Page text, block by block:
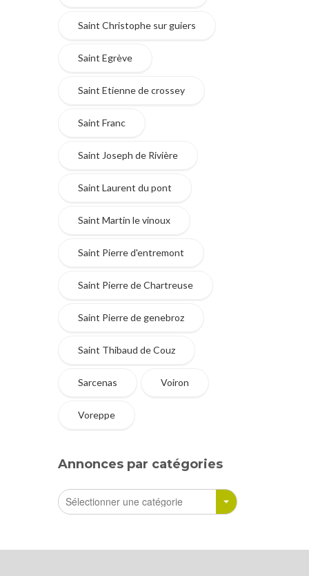
Saint Christophe sur guiers
Saint Egrève
Saint Etienne de crossey
Saint Franc
Saint Joseph de Rivière
Saint Laurent du pont
Saint Martin le vinoux
Saint Pierre d'entremont
Saint Pierre de Chartreuse
Saint Pierre de genebroz
Saint Thibaud de Couz
Sarcenas Voiron
Voreppe
Annonces par catégories